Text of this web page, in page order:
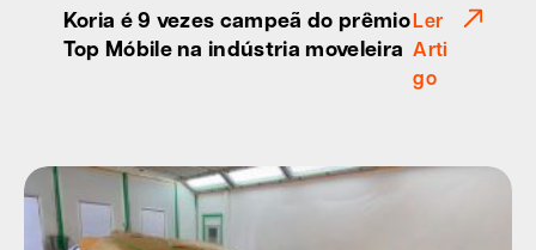
Koria é 9 vezes campeã do prêmio
Top Móbile na indústria moveleira
Ler
Arti
go